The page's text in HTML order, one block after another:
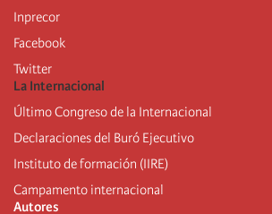
Inprecor
Facebook
Twitter
La Internacional
Último Congreso de la Internacional
Declaraciones del Buró Ejecutivo
Instituto de formación (IIRE)
Campamento internacional
Autores